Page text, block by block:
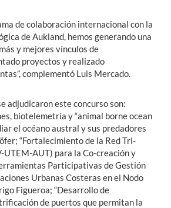
de colaboración internacional con la
de Aukland, hemos generando una
y mejores vínculos de
proyectos y realizado
complementó Luis Mercado.
adjudicaron este concurso son:
biotelemetría y “animal borne ocean
el océano austral y sus predadores
“Fortalecimiento de la Red Tri-
AUT) para la Co-creación y
Participativas de Gestión
Urbanas Costeras en el Nodo
Figueroa; “Desarrollo de
de puertos que permitan la